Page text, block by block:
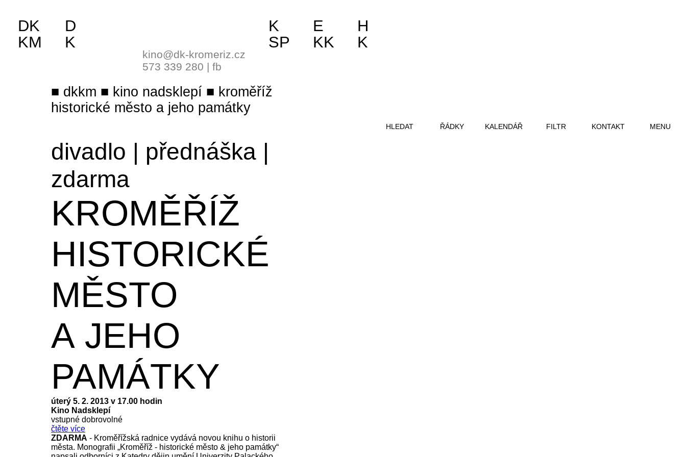
dkkm kino nadsklepí
kroměříž
historické město a jeho památky
divadlo | přednáška|
zdarma
KROMĚŘÍŽ
HISTORICKÉ
MĚSTO
A JEHO
PAMÁTKY
úterý 5. 2. 2013 v 17.00 hodin
Kino Nadsklepí
vstupné dobrovolné
čtěte více
ZDARMA - Kroměřížská radnice vydává novou knihu o historii
města. Monografii „Kroměříž - historické město & jeho památky“
DK
KM
D
K
kino@dk-kromeriz.cz
573 339 280 | fb
K
SP
E
KK
H
K
HLEDAT ŘÁDKY KALENDÁŘ FILTR KONTAKT MENU